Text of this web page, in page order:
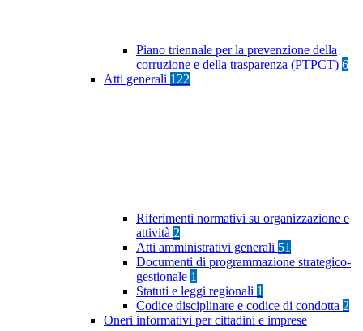
Piano triennale per la prevenzione della
corruzione e della trasparenza (PTPCT) 6
Atti generali 122
Riferimenti normativi su organizzazione e
attività 2
Atti amministrativi generali 51
Documenti di programmazione strategico-
gestionale 1
Statuti e leggi regionali 1
Codice disciplinare e codice di condotta 2
Oneri informativi per cittadini e imprese